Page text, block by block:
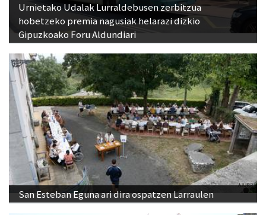
Urnietako Udalak Lurraldebusen zerbitzua
hobetzeko premia nagusiak helarazi dizkio
Gipuzkoako Foru Aldundiari
San Esteban Eguna ari dira ospatzen Larraulen